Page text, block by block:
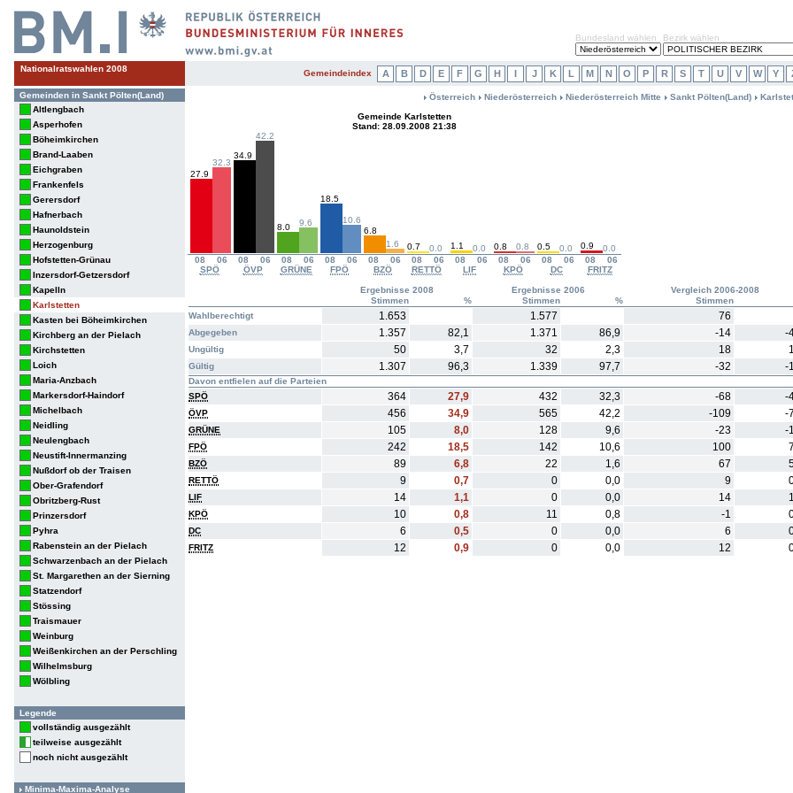
Nationalratswahlen 2008
Bundesland wählen Bezirk wählen
Gemeindeindex A B D E F G H I J K L M N O P R S T U V W Y
Gemeinden in Sankt Pölten(Land)
Altlengbach
Asperhofen
Böheimkirchen
Brand-Laaben
Eichgraben
Frankenfels
Gerersdorf
Hafnerbach
Haunoldstein
Herzogenburg
Hofstetten-Grünau
Inzersdorf-Getzersdorf
Kapelln
Karlstetten
Kasten bei Böheimkirchen
Kirchberg an der Pielach
Kirchstetten
Loich
Maria-Anzbach
Markersdorf-Haindorf
Michelbach
Neidling
Neulengbach
Neustift-Innermanzing
Nußdorf ob der Traisen
Ober-Grafendorf
Obritzberg-Rust
Prinzersdorf
Pyhra
Rabenstein an der Pielach
Schwarzenbach an der Pielach
St. Margarethen an der Sierning
Statzendorf
Stössing
Traismauer
Weinburg
Weißenkirchen an der Perschling
Wilhelmsburg
Wölbling
Legende
vollständig ausgezählt
teilweise ausgezählt
noch nicht ausgezählt
Minima-Maxima-Analyse
Österreich Niederösterreich Niederösterreich Mitte Sankt Pölten(Land)
Gemeinde Karlstetten
Stand: 28.09.2008 21:38
08 06 08 06 08 06 08 06 08 06 08 06 08 06 08 06 08 06 08
06
SPÖ
ÖVP GRÜNE FPÖ BZÖ RETTÖ LIF KPÖ DC FRITZ
27.9
32.3
34.9
42.2
8.0 9.6
18.5
10.6
6.8
1.6
0.7 0.0 1.1 0.0 0.8 0.8 0.5 0.0 0.9 0.0
Ergebnisse 2008 Ergebnisse 2006
Vergleich 2006-2008
Stimmen
% Stimmen % Stimmen
Wahlberechtigt
1.653 1.577 76
Abgegeben 1.357 82,1 1.371 86,9 -14 -
Ungültig 50 3,7 32 2,3 18
Gültig 1.307 96,3 1.339 97,7 -32 -
Davon entfielen auf die Parteien
SPÖ
364 27,9 432 32,3 -68 -
ÖVP 456 34,9 565 42,2 -109 -
GRÜNE 105 8,0 128 9,6 -23 -
FPÖ 242 18,5 142 10,6 100
BZÖ 89 6,8 22 1,6 67
RETTÖ 9 0,7 0 0,0 9
LIF 14 1,1 0 0,0 14
KPÖ 10 0,8 11 0,8 -1
DC 6 0,5 0 0,0 6
FRITZ 12 0,9 0 0,0 12